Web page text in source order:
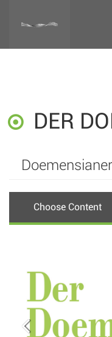
DER
Choose Content